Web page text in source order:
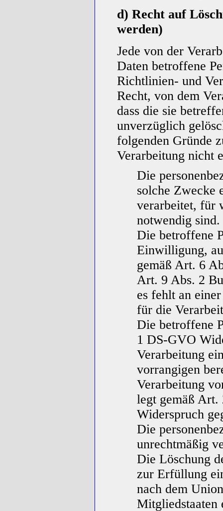
d) Recht auf
werden)
Jede von der
Daten betroffene
Richtlinien- und
Recht, von dem
dass die sie
unverzüglich
folgenden Gründe
Verarbeitung nicht
Die
solche Zwecke
verarbeitet, für
notwendig sind.
Die betroffene
Einwilligung,
gemäß Art. 6
Art. 9 Abs. 2
es fehlt an
für die
Die betroffene
1 DS-GVO
Verarbeitung
vorrangigen
Verarbeitung
legt gemäß
Widerspruch
Die
unrechtmäßig
Die Löschung
zur Erfüllung
nach dem
Mitgliedstaaten